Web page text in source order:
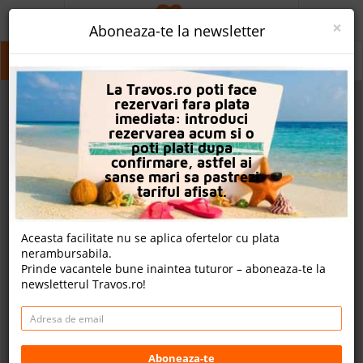
Grecia Grecia Grecia
PROMO
CAUTA REZERVARE
OFERTA PERSONALIZATA
DESPRE NOI
LOGIN
CAZARE
CHARTER AVION
CAZARE + AUTOCAR
CONTACT
×
Aboneaza-te la newsletter
La Travos.ro poti face
rezervari fara plata
imediata: introduci
rezervarea acum si o
poti plati dupa
confirmare, astfel ai
sanse mari sa pastrezi
tariful afisat.
Aceasta facilitate nu se aplica ofertelor cu plata
nerambursabila.
Prinde vacantele bune inaintea tuturor – aboneaza-te la
newsletterul Travos.ro!
Aboneaza-te